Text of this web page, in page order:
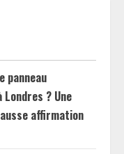
panneau
? Une
affirmation